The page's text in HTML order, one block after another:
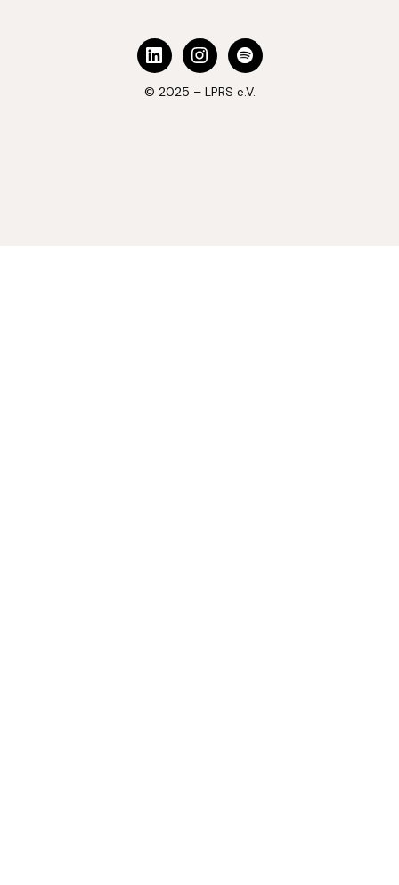
© 2025 – LPRS e.V.